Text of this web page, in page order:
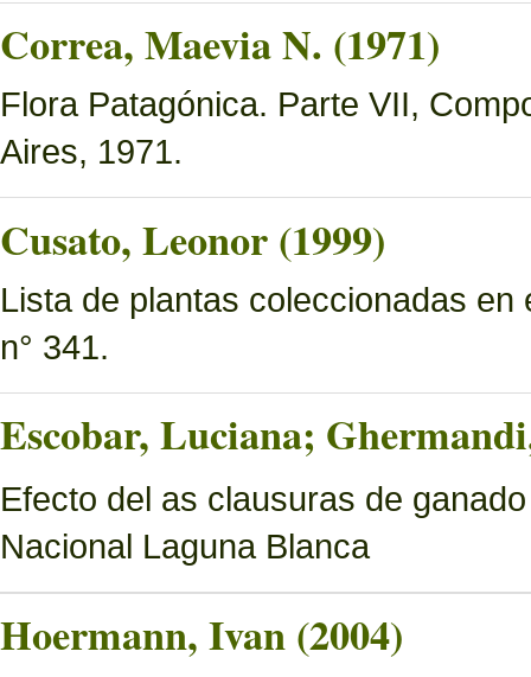
Correa, Maevia N. (1971)
Flora Patagónica. Parte VII,
Aires, 1971.
Cusato, Leonor (1999)
Lista de plantas coleccionadas
n° 341.
Escobar, Luciana;
Efecto del as clausuras de
Nacional Laguna Blanca
Hoermann, Ivan (2004)